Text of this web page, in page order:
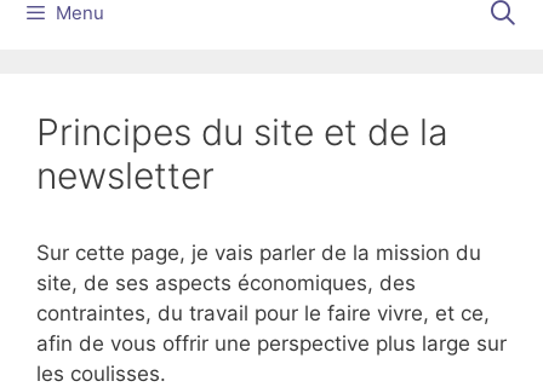
Menu
Principes du site et de la
newsletter
Sur cette page, je vais parler de la mission du
site, de ses aspects économiques, des
contraintes, du travail pour le faire vivre, et ce,
afin de vous offrir une perspective plus large sur
les coulisses.